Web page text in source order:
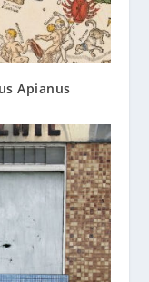
Apianus